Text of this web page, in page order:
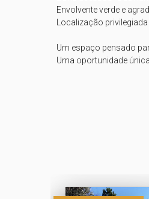
Envolvente verde e
Localização privilegiada
Um espaço pensado
Uma oportunidade